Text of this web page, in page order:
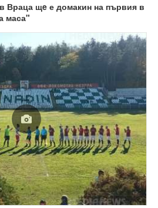
Враца щe е домакин на първия в
маса"